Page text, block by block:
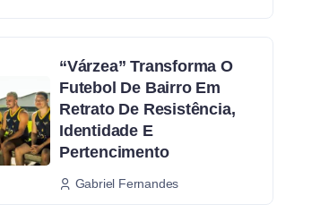
“Várzea” Transforma O
Futebol De Bairro Em
Retrato De Resistência,
Identidade E
Pertencimento
Gabriel Fernandes